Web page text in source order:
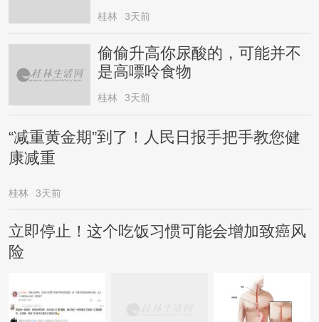
桂林 3天前
偷偷升高你尿酸的，可能并不
是高嘌呤食物
桂林 3天前
“减重黄金期”到了！人民日报手把手教您健
康减重
桂林 3天前
立即停止！这个吃饭习惯可能会增加致癌风
险